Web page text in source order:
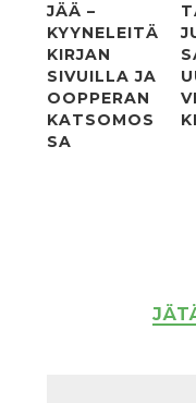
JÄÄ –
KYYNELEITÄ
KIRJAN
SIVUILLA JA
OOPPERAN
KATSOMOS
SA